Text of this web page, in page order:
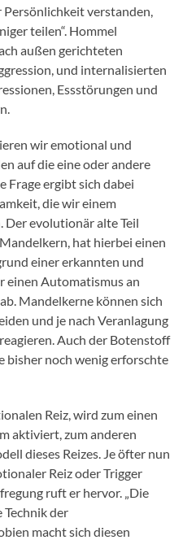
verstanden,
teilen“. Hommel
außen gerichteten
und internalisierten
Essstörungen und
wir emotional und
auf die eine oder andere
Frage ergibt sich dabei
die wir einem
Der evolutionär alte Teil
hat hierbei einen
einer erkannten und
einen Automatismus an
Mandelkerne können sich
und je nach Veranlagung
Auch der Botenstoff
bisher noch wenig erforschte
Reiz, wird zum einen
aktiviert, zum anderen
dieses Reizes. Je öfter nun
Reiz oder Trigger
ruft er hervor. „Die
Technik der
macht sich diesen